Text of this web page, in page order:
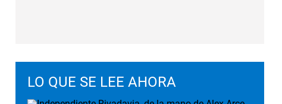
LO QUE SE LEE AHORA